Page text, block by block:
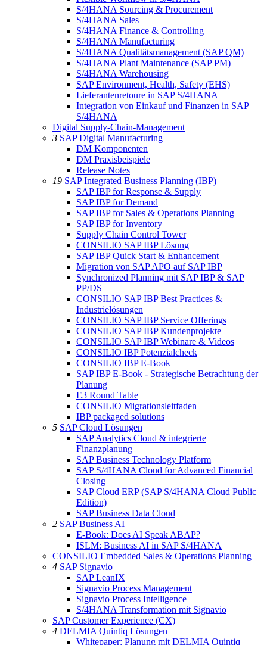
S/4HANA Sourcing & Procurement
S/4HANA Sales
S/4HANA Finance & Controlling
S/4HANA Manufacturing
S/4HANA Qualitätsmanagement (SAP QM)
S/4HANA Plant Maintenance (SAP PM)
S/4HANA Warehousing
SAP Environment, Health, Safety (EHS)
Lieferantenretoure in SAP S/4HANA
Integration von Einkauf und Finanzen in SAP
S/4HANA
Digital Supply-Chain-Management
3 SAP Digital Manufacturing
DM Komponenten
DM Praxisbeispiele
Release Notes
19 SAP Integrated Business Planning (IBP)
SAP IBP for Response & Supply
SAP IBP for Demand
SAP IBP for Sales & Operations Planning
SAP IBP for Inventory
Supply Chain Control Tower
CONSILIO SAP IBP Lösung
SAP IBP Quick Start & Enhancement
Migration von SAP APO auf SAP IBP
Synchronized Planning mit SAP IBP & SAP
PP/DS
CONSILIO SAP IBP Best Practices &
Industrielösungen
CONSILIO SAP IBP Service Offerings
CONSILIO SAP IBP Kundenprojekte
CONSILIO SAP IBP Webinare & Videos
CONSILIO IBP Potenzialcheck
CONSILIO IBP E-Book
SAP IBP E-Book - Strategische Betrachtung der
Planung
E3 Round Table
CONSILIO Migrationsleitfaden
IBP packaged solutions
5 SAP Cloud Lösungen
SAP Analytics Cloud & integrierte
Finanzplanung
SAP Business Technology Platform
SAP S/4HANA Cloud for Advanced Financial
Closing
SAP Cloud ERP (SAP S/4HANA Cloud Public
Edition)
SAP Business Data Cloud
2 SAP Business AI
E-Book: Does AI Speak ABAP?
ISLM: Business AI in SAP S/4HANA
CONSILIO Embedded Sales & Operations Planning
4 SAP Signavio
SAP LeanIX
Signavio Process Management
Signavio Process Intelligence
S/4HANA Transformation mit Signavio
SAP Customer Experience (CX)
4 DELMIA Quintiq Lösungen
Whitepaper: Planung mit DELMIA Quintiq